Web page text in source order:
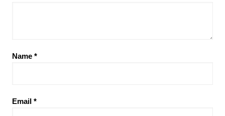
Name *
Email *